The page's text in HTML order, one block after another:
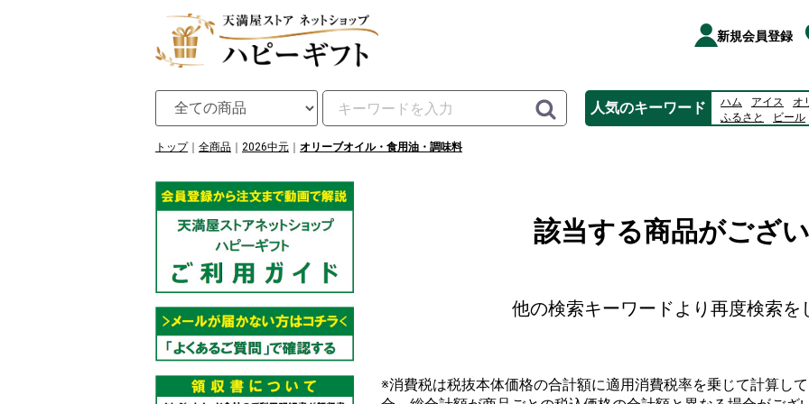
新規会員登録
人気のキーワード ハム アイス
オ
ふるさと
ビール
トップ
全商品 2026中元 オリーブオイル・食用油・調味料
該当する商品がござ
他の検索キーワードより再度検索を
※消費税は税抜本体価格の合計額に適用消費税率を乗じて計算し